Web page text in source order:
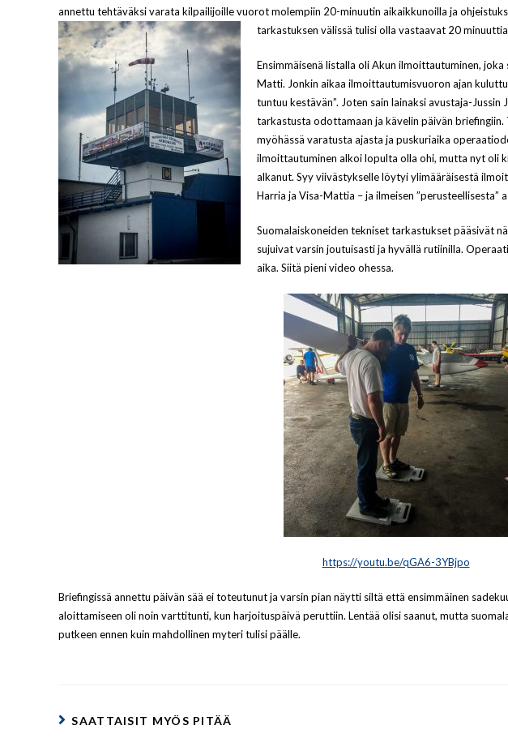
annettu tehtäväksi varata kilpailijoille vuorot molempiin 20-minuutin aikaikkunoilla ja
tarkastuksen välissä tulisi olla vastaavat 20
Ensimmäisenä listalla oli Akun ilmoittautuminen,
Matti. Jonkin aikaa ilmoittautumisvuoron ajan
tuntuu kestävän”. Joten sain lainaksi avustaja-
tarkastusta odottamaan ja kävelin päivän briefingiin.
myöhässä varatusta ajasta ja puskuriaika
ilmoittautuminen alkoi lopulta olla ohi, mutta nyt oli
alkanut. Syy viivästykselle löytyi ylimääräisestä
Harria ja Visa-Mattia – ja ilmeisen ”perusteellisesta”
Suomalaiskoneiden tekniset tarkastukset pääsivät
sujuivat varsin joutuisasti ja hyvällä rutiinilla.
aika. Siitä pieni video ohessa.
https://youtu.be/qGA6-3YBjpo
Briefingissä annettu päivän sää ei toteutunut ja varsin pian näytti siltä että ensimmäinen
aloittamiseen oli noin varttitunti, kun harjoituspäivä peruttiin. Lentää olisi saanut, mutta
putkeen ennen kuin mahdollinen myteri tulisi päälle.
SAATTAISIT MYÖS PITÄÄ